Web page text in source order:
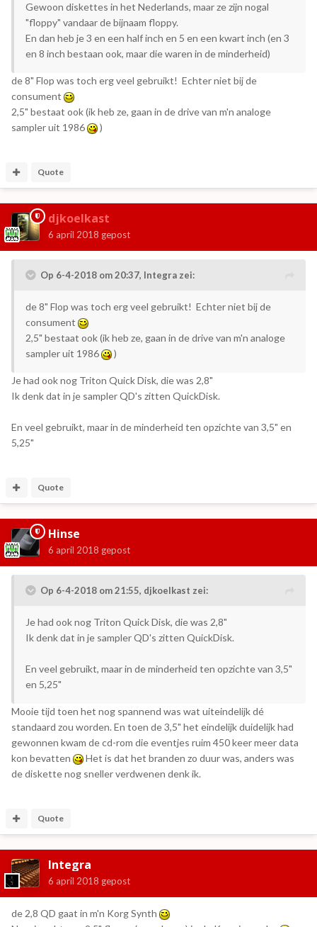
Gewoon diskettes in het Nederlands, maar ze zijn nogal
"floppy" vandaar de bijnaam floppy.
En dan heb je 3 en een half inch en 5 en een kwart inch (en 3
en 8 inch bestaan ook, maar die waren in de minderheid)
de 8" Flop was toch erg veel gebruikt! Echter niet bij de
consument
2,5" bestaat ook (ik heb ze, gaan in de drive van m'n analoge
sampler uit 1986
)
Quote
djkoelkast
6 april 2018 gepost
Op 6-4-2018 om 20:37, Integra zei:
de 8" Flop was toch erg veel gebruikt! Echter niet bij de
consument
2,5" bestaat ook (ik heb ze, gaan in de drive van m'n analoge
sampler uit 1986
)
Je had ook nog Triton Quick Disk, die was 2,8"
Ik denk dat in je sampler QD's zitten QuickDisk.
En veel gebruikt, maar in de minderheid ten opzichte van 3,5" en
5,25"
Quote
Hinse
6 april 2018 gepost
Op 6-4-2018 om 21:55, djkoelkast zei:
Je had ook nog Triton Quick Disk, die was 2,8"
Ik denk dat in je sampler QD's zitten QuickDisk.
En veel gebruikt, maar in de minderheid ten opzichte van 3,5"
en 5,25"
Mooie tijd toen het nog spannend was wat uiteindelijk dé
standaard zou worden. En toen de 3,5" het eindelijk duidelijk had
gewonnen kwam de cd-rom die eventjes ruim 450 keer meer data
kon bevatten
Het is dat het branden zo duur was, anders was
de diskette nog sneller verdwenen denk ik.
Quote
Integra
6 april 2018 gepost
de 2,8 QD gaat in m'n Korg Synth